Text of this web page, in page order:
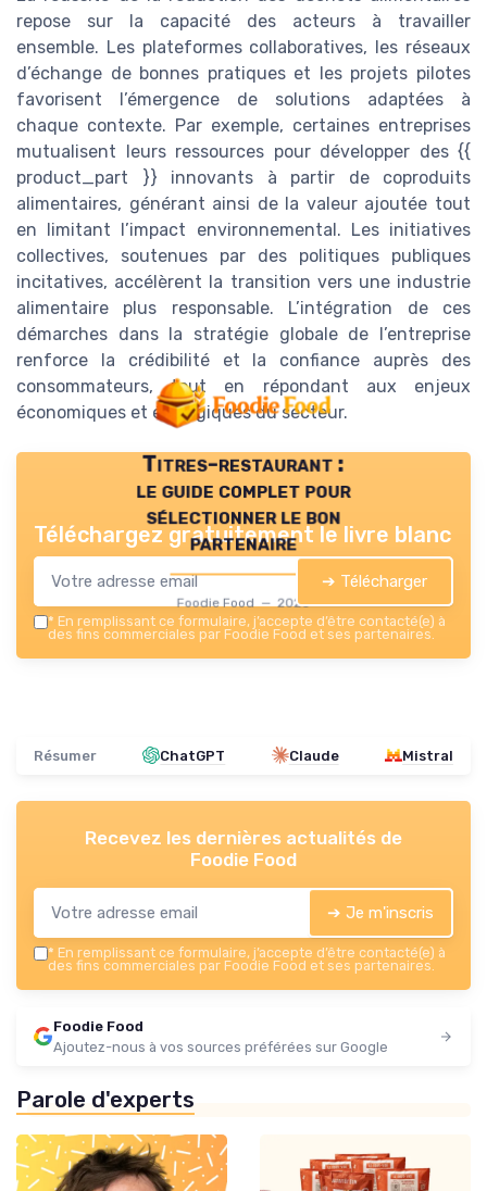
repose sur la capacité des acteurs à travailler
ensemble. Les plateformes collaboratives, les réseaux
d’échange de bonnes pratiques et les projets pilotes
favorisent l’émergence de solutions adaptées à
chaque contexte. Par exemple, certaines entreprises
mutualisent leurs ressources pour développer des {{
product_part }} innovants à partir de coproduits
alimentaires, générant ainsi de la valeur ajoutée tout
en limitant l’impact environnemental. Les initiatives
collectives, soutenues par des politiques publiques
incitatives, accélèrent la transition vers une industrie
alimentaire plus responsable. L’intégration de ces
démarches dans la stratégie globale de l’entreprise
renforce la crédibilité et la confiance auprès des
consommateurs, tout en répondant aux enjeux
économiques et écologiques du secteur.
Titres-restaurant :
le guide complet pour
sélectionner le bon
partenaire
Foodie Food — 2026
Téléchargez gratuitement le livre blanc
➔ Télécharger
* En remplissant ce formulaire, j’accepte d’être contacté(e) à
des fins commerciales par Foodie Food et ses partenaires.
Résumer ChatGPT Claude Mistral
Recevez les dernières actualités de
Foodie Food
➔ Je m'inscris
* En remplissant ce formulaire, j’accepte d’être contacté(e) à
des fins commerciales par Foodie Food et ses partenaires.
Foodie Food
Ajoutez-nous à vos sources préférées sur Google
Parole d'experts